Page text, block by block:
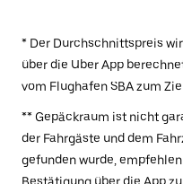
* Der Durchschnittspreis
über die Uber App
vom Flughafen SBA zum
** Gepäckraum ist nicht
der Fahrgäste und dem
gefunden wurde,